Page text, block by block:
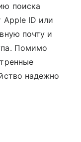
поиска
Apple ID или
почту и
Помимо
надежно